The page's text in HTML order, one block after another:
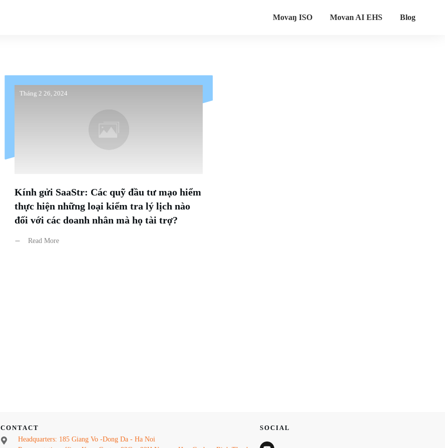
Movaŋ ISO Movan AI EHS Blog
Tháng 2 26, 2024
Kính gửi SaaStr: Các quỹ đầu tư mạo hiểm
thực hiện những loại kiểm tra lý lịch nào
đối với các doanh nhân mà họ tài trợ?
Read More
CONTACT
Headquarters: 185 Giang Vo -Dong Da - Ha Noi
SOCIAL